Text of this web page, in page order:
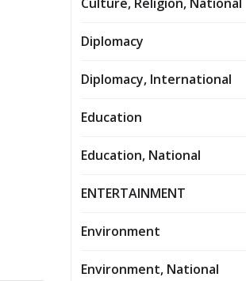
Diplomacy
Diplomacy, International
Education
Education, National
ENTERTAINMENT
Environment
Environment, National